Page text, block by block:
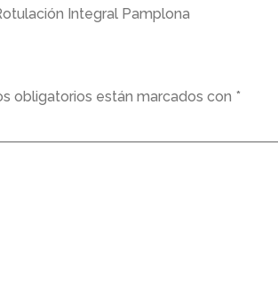
Integral Pamplona
obligatorios están marcados con *